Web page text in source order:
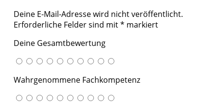
Deine E-Mail-Adresse wird nicht veröffentlicht.
Erforderliche Felder sind mit* markiert
Deine Gesamtbewertung
Wahrgenommene Fachkompetenz